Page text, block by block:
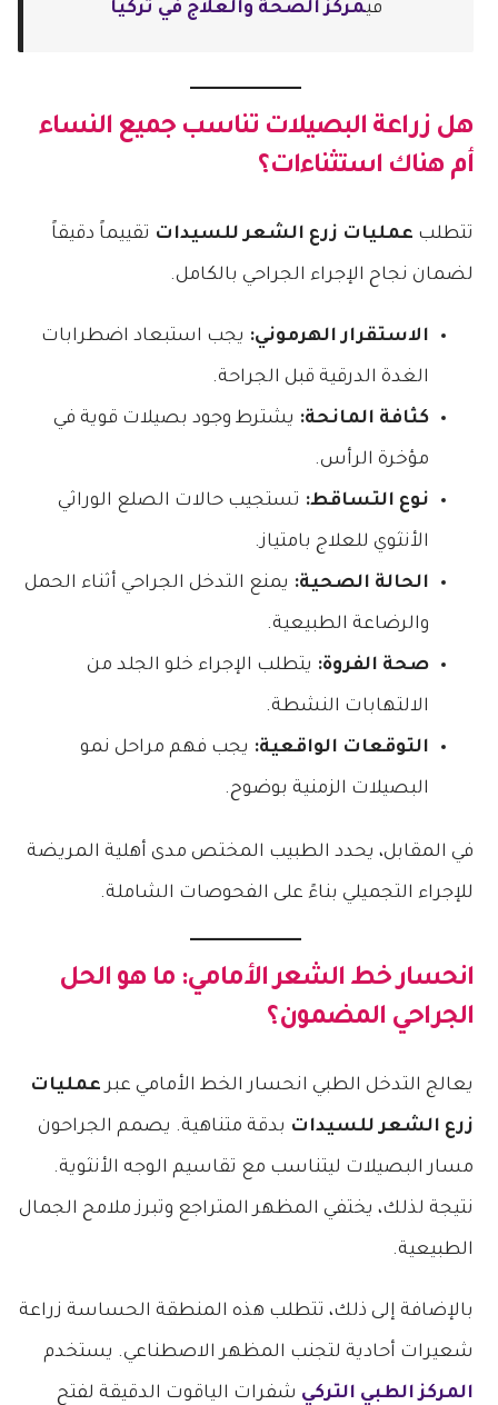
فيمركز الصحة والعلاج في تركيا
هل زراعة البصيلات تناسب جميع النساء
أم هناك استثناءات؟
تتطلب عمليات زرع الشعر للسيدات تقييماً دقيقاً
لضمان نجاح الإجراء الجراحي بالكامل.
الاستقرار الهرموني: يجب استبعاد اضطرابات
الغدة الدرقية قبل الجراحة.
كثافة المانحة: يشترط وجود بصيلات قوية في
مؤخرة الرأس.
نوع التساقط: تستجيب حالات الصلع الوراثي
الأنثوي للعلاج بامتياز.
الحالة الصحية: يمنع التدخل الجراحي أثناء الحمل
والرضاعة الطبيعية.
صحة الفروة: يتطلب الإجراء خلو الجلد من
الالتهابات النشطة.
التوقعات الواقعية: يجب فهم مراحل نمو
البصيلات الزمنية بوضوح.
في المقابل، يحدد الطبيب المختص مدى أهلية المريضة
للإجراء التجميلي بناءً على الفحوصات الشاملة.
انحسار خط الشعر الأمامي: ما هو الحل
الجراحي المضمون؟
يعالج التدخل الطبي انحسار الخط الأمامي عبرعمليات
زرع الشعر للسيدات بدقة متناهية. يصمم الجراحون
مسار البصيلات ليتناسب مع تقاسيم الوجه الأنثوية.
نتيجة لذلك، يختفي المظهر المتراجع وتبرز ملامح الجمال
الطبيعية.
بالإضافة إلى ذلك، تتطلب هذه المنطقة الحساسة زراعة
شعيرات أحادية لتجنب المظهر الاصطناعي. يستخدم
المركز الطبي التركي شفرات الياقوت الدقيقة لفتح